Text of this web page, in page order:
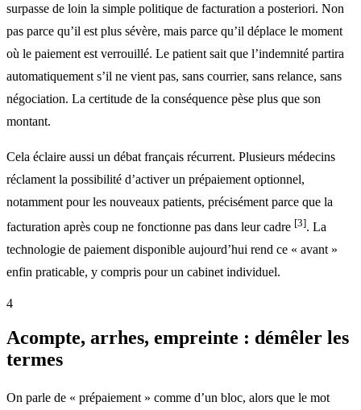
surpasse de loin la simple politique de facturation a posteriori. Non
pas parce qu’il est plus sévère, mais parce qu’il déplace le moment
où le paiement est verrouillé. Le patient sait que l’indemnité partira
automatiquement s’il ne vient pas, sans courrier, sans relance, sans
négociation. La certitude de la conséquence pèse plus que son
montant.
Cela éclaire aussi un débat français récurrent. Plusieurs médecins
réclament la possibilité d’activer un prépaiement optionnel,
notamment pour les nouveaux patients, précisément parce que la
facturation après coup ne fonctionne pas dans leur cadre [3]. La
technologie de paiement disponible aujourd’hui rend ce « avant »
enfin praticable, y compris pour un cabinet individuel.
4
Acompte, arrhes, empreinte : démêler les
termes
On parle de « prépaiement » comme d’un bloc, alors que le mot